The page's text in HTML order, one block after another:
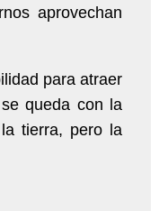
aprovechan
para atraer
queda con la
tierra, pero la